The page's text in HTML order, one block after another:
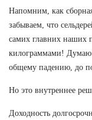
Напомним, как
забываем, что
самих главних наших
килограммами! Думаю
общему падению, до
Но это внутреннее
Доходность